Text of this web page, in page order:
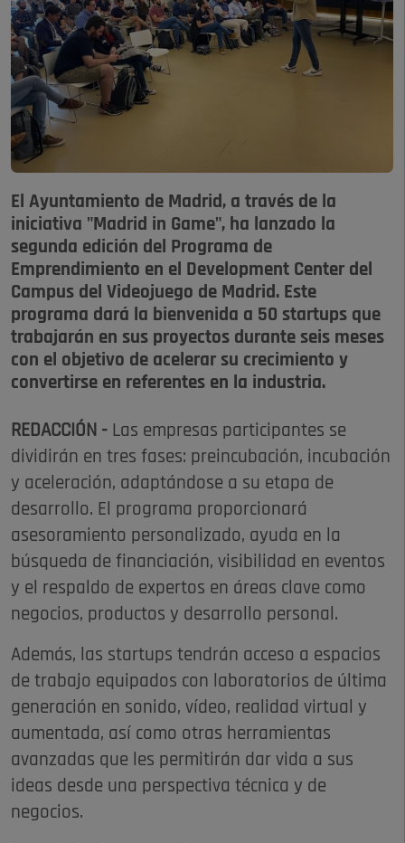
El Ayuntamiento de Madrid, a través de la
iniciativa "Madrid in Game", ha lanzado la
segunda edición del Programa de
Emprendimiento en el Development Center del
Campus del Videojuego de Madrid. Este
programa dará la bienvenida a 50 startups que
trabajarán en sus proyectos durante seis meses
con el objetivo de acelerar su crecimiento y
convertirse en referentes en la industria.
REDACCIÓN - Las empresas participantes se
dividirán en tres fases: preincubación, incubación
y aceleración, adaptándose a su etapa de
desarrollo. El programa proporcionará
asesoramiento personalizado, ayuda en la
búsqueda de financiación, visibilidad en eventos
y el respaldo de expertos en áreas clave como
negocios, productos y desarrollo personal.
Además, las startups tendrán acceso a espacios
de trabajo equipados con laboratorios de última
generación en sonido, vídeo, realidad virtual y
aumentada, así como otras herramientas
avanzadas que les permitirán dar vida a sus
ideas desde una perspectiva técnica y de
negocios.